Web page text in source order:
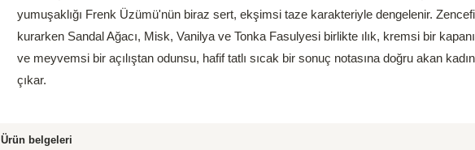
yumuşaklığı Frenk Üzümü'nün biraz sert, ekşimsi taze karakteriyle dengelenir.
kurarken Sandal Ağacı, Misk, Vanilya ve Tonka Fasulyesi birlikte ılık, kremsi bir
ve meyvemsi bir açılıştan odunsu, hafif tatlı sıcak bir sonuç notasına doğru akan
çıkar.
Ürün belgeleri